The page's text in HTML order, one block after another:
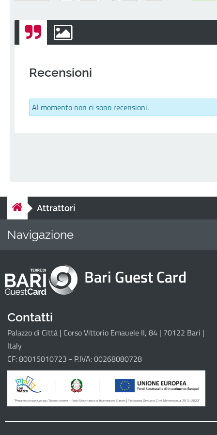
Recensioni
Al momento non ci sono recensioni.
Attrattori
Navigazione
Il progetto
Bari Guest Card
Contatti
Palazzo di Città | Corso Vittorio Emauele II, 84 | 70122 Bari |
Italy
CF: 80015010723 - P.IVA: 00268080728